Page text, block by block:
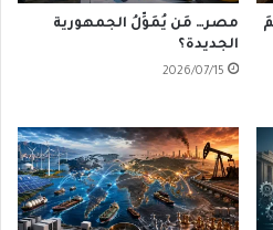
مصر… مَن يُمَوِّلُ الجمهورية
الجديدة؟
2026/07/15